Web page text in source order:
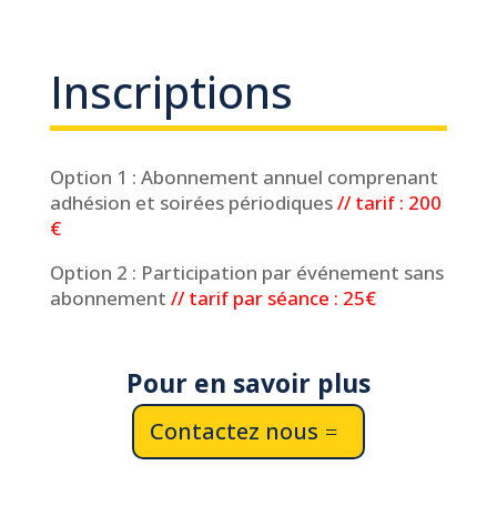
Inscriptions
Option 1 : Abonnement annuel comprenant
adhésion et soirées périodiques// tarif : 200
€
Option 2 : Participation par événement sans
abonnement // tarif par séance : 25€
Pour en savoir plus
Contactez nous